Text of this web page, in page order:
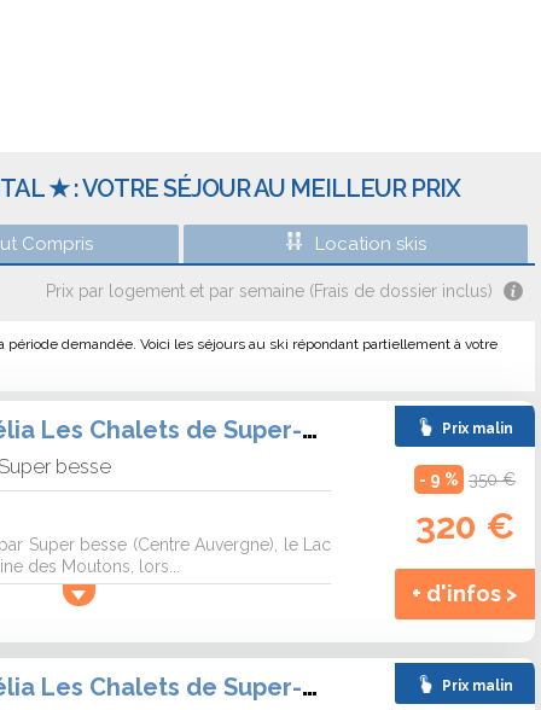
★ : VOTRE SÉJOUR AU MEILLEUR PRIX
Compris Location skis
Prix par logement et par semaine (Frais de dossier inclus)
demandée. Voici les séjours au ski répondant partiellement à votre
Résidence Goélia Les Chalets de Super-Besse
Super besse
Super besse (Centre Auvergne), le Lac
des Moutons, lors...
Prix malin
- 9 % 350 €
320 €
+ d'infos >
Résidence Goélia Les Chalets de Super-Besse Prix malin